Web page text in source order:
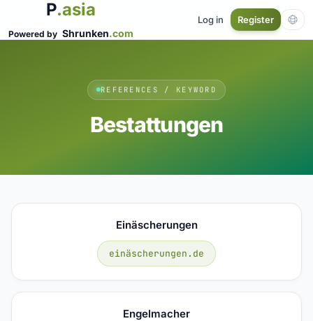
P.asia
Powered by Shrunken.com
Log in Register
REFERENCES / KEYWORD
Bestattungen
Einäscherungen
einäscherungen.de
Engelmacher